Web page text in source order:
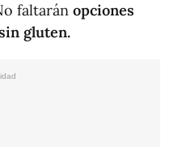
faltarán opciones
gluten.